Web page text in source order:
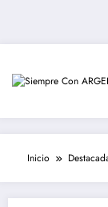
Inicio